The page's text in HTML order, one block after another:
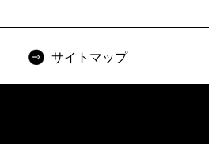
サイトマップ